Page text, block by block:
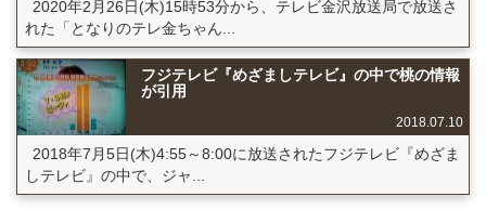
2020年2月26日(木)15時53分から、テレビ金沢放送局で放送さ
れた「となりのテレ金ちゃん...
フジテレビ『めざましテレビ』の中で桃の情報
が引用
2018.07.10
2018年7月5日(木)4:55～8:00に放送されたフジテレビ『めざま
しテレビ』の中で、ジャ...